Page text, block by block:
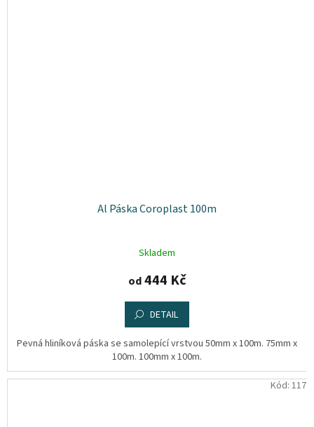
Al Páska Coroplast 100m
Skladem
od444 Kč
DETAIL
Pevná hliníková páska se samolepící vrstvou 50mm x 100m. 75mm x
100m. 100mm x 100m.
Kód: 117